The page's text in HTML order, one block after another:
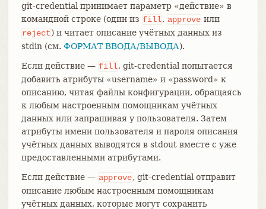
git-credential принимает параметр «действие» в
командной строке (один из fill, approve или
reject) и читает описание учётных данных из
stdin (см. ФОРМАТ ВВОДА/ВЫВОДА).
Если действие — fill, git-credential попытается
добавить атрибуты «username» и «password» к
описанию, читая файлы конфигурации, обращаясь
к любым настроенным помощникам учётных
данных или запрашивая у пользователя. Затем
атрибуты имени пользователя и пароля описания
учётных данных выводятся в stdout вместе с уже
предоставленными атрибутами.
Если действие — approve, git-credential отправит
описание любым настроенным помощникам
учётных данных, которые могут сохранить